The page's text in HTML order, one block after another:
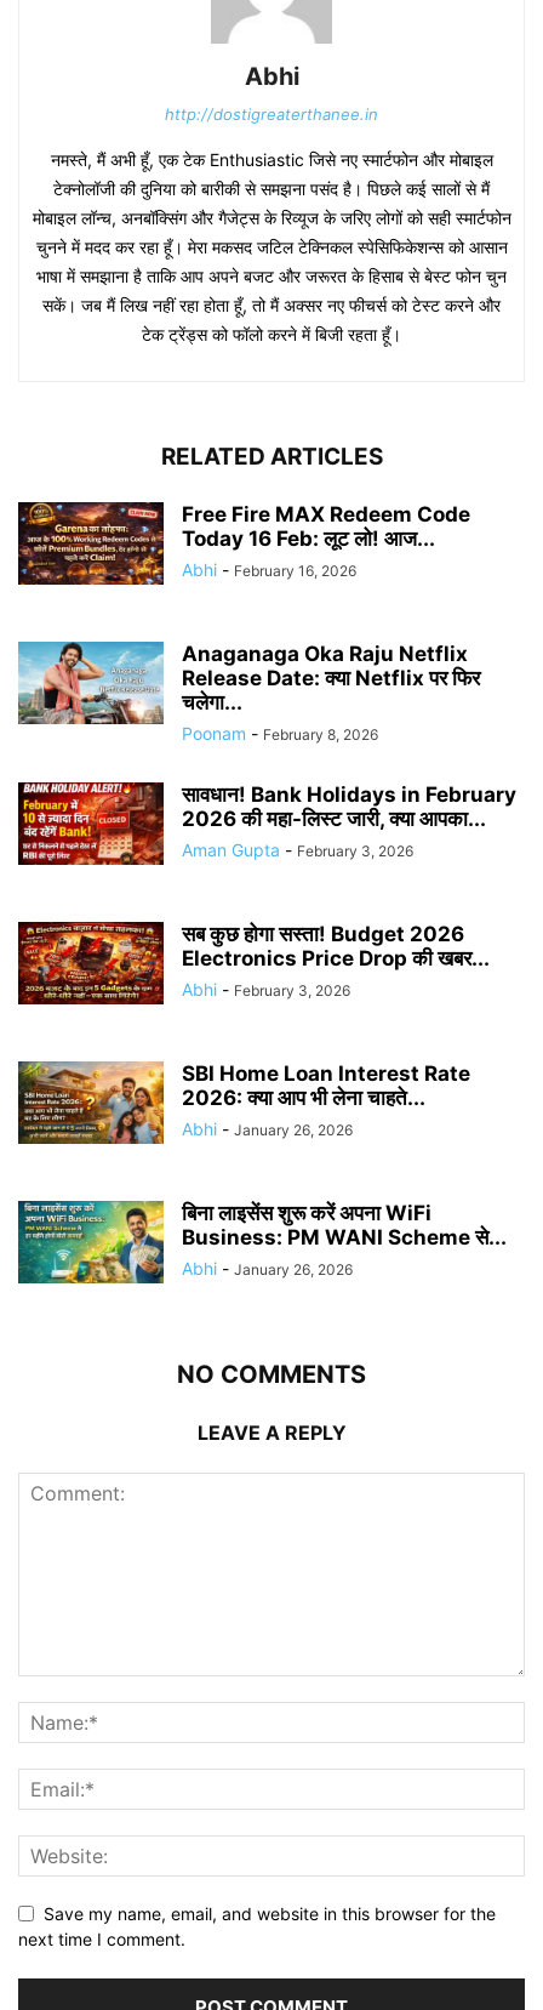
Abhi
http://dostigreaterthanee.in
नमस्ते, मैं अभी हूँ, एक टेक Enthusiastic जिसे नए स्मार्टफोन और मोबाइल
टेक्नोलॉजी की दुनिया को बारीकी से समझना पसंद है। पिछले कई सालों से मैं
मोबाइल लॉन्च, अनबॉक्सिंग और गैजेट्स के रिव्यूज के जरिए लोगों को सही स्मार्टफोन
चुनने में मदद कर रहा हूँ। मेरा मकसद जटिल टेक्निकल स्पेसिफिकेशन्स को आसान
भाषा में समझाना है ताकि आप अपने बजट और जरूरत के हिसाब से बेस्ट फोन चुन
सकें। जब मैं लिख नहीं रहा होता हूँ, तो मैं अक्सर नए फीचर्स को टेस्ट करने और
टेक ट्रेंड्स को फॉलो करने में बिजी रहता हूँ।
RELATED ARTICLES
Free Fire MAX Redeem Code
Today 16 Feb: लूट लो! आज...
Abhi - February 16, 2026
Anaganaga Oka Raju Netflix
Release Date: क्या Netflix पर फिर
चलेगा...
Poonam - February 8, 2026
सावधान! Bank Holidays in February
2026 की महा-लिस्ट जारी, क्या आपका...
Aman Gupta - February 3, 2026
सब कुछ होगा सस्ता! Budget 2026
Electronics Price Drop की खबर...
Abhi - February 3, 2026
SBI Home Loan Interest Rate
2026: क्या आप भी लेना चाहते...
Abhi - January 26, 2026
बिना लाइसेंस शुरू करें अपना WiFi
Business: PM WANI Scheme से...
Abhi - January 26, 2026
NO COMMENTS
LEAVE A REPLY
Save my name, email, and website in this browser for the
next time I comment.